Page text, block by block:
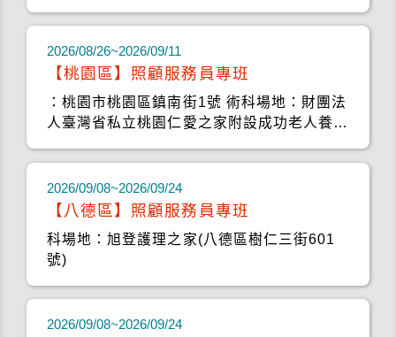
2026/08/26~2026/09/11
【桃園區】照顧服務員專班
：桃園市桃園區鎮南街1號 術科場地：財團法
人臺灣省私立桃園仁愛之家附設成功老人養護
2026/09/08~2026/09/24
【八德區】照顧服務員專班
科場地：旭登護理之家(八德區樹仁三街601
號)
2026/09/08~2026/09/24